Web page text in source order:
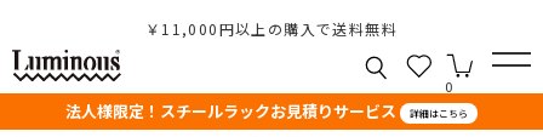
￥11,000円以上の購入で送料無料
0
法人様限定！スチールラックお見積りサービス 詳細はこちら